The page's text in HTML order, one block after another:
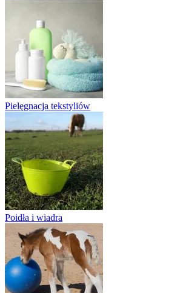
Pielęgnacja tekstyliów
Poidła i wiadra